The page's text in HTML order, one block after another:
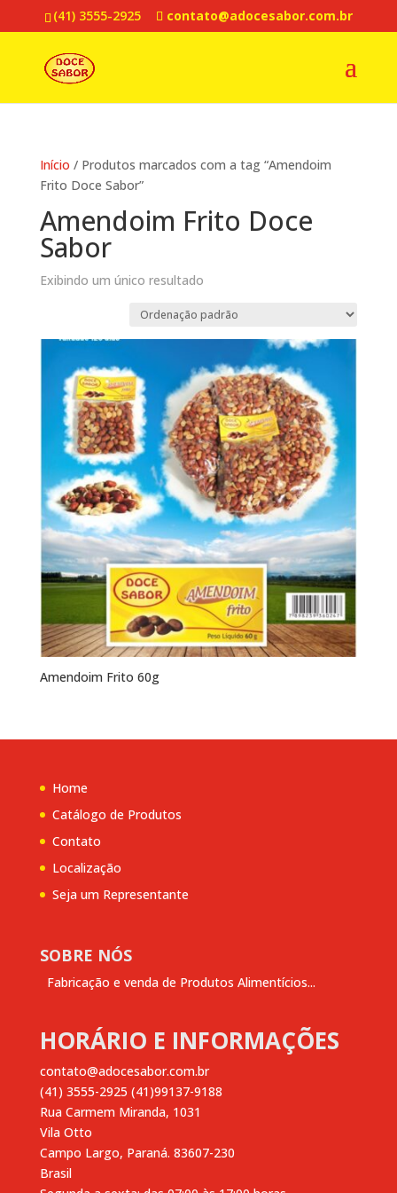
(41) 3555-2925 contato@adocesabor.com.br
Início / Produtos marcados com a tag “Amendoim
Frito Doce Sabor”
Amendoim Frito Doce
Sabor
Exibindo um único resultado
Amendoim Frito 60g
Home
Catálogo de Produtos
Contato
Localização
Seja um Representante
SOBRE NÓS
Fabricação e venda de Produtos Alimentícios...
HORÁRIO E INFORMAÇÕES
contato@adocesabor.com.br
(41) 3555-2925 (41)99137-9188
Rua Carmem Miranda, 1031
Vila Otto
Campo Largo, Paraná. 83607-230
Brasil